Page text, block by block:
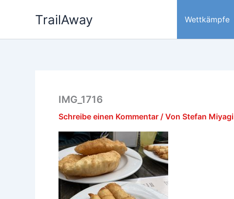
TrailAway Wettkämpfe
IMG_1716
Schreibe einen Kommentar / Von Stefan Miyagi